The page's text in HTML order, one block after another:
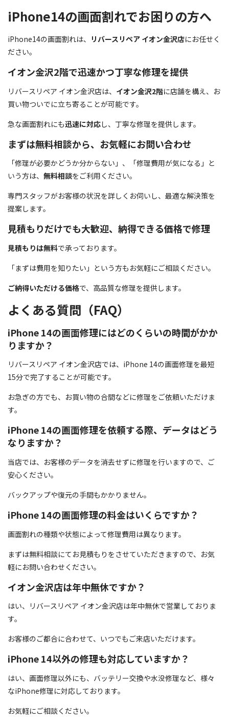
iPhone14の画面割れでお困りの方へ
iPhone14の画面割れは、 リバースリペア イオン金沢店にお任せく
ださい。
イオン金沢2階で迅速かつ丁寧な修理を提供
リバースリペア イオン金沢店は、 イオン金沢2階に店舗を構え、お
買い物ついでに立ち寄ることが可能です。
急な画面割れにも迅速に対応し、丁寧な修理を提供します。
まずは無料相談から、お気軽にお問い合わせ
「修理が必要かどうか分からない」、「修理費用が気になる」と
いう方は、 無料相談をご利用ください。
専門スタッフがお客様の状況を詳しくお伺いし、最適な解決策を
提案します。
見積もりだけでも大歓迎、納得できる価格で修理
見積もりは無料で承っております。
「まずは費用を知りたい」という方もお気軽にご相談ください。
ご納得いただける価格で、高品質な修理を提供します。
よくある質問（FAQ）
iPhone 14の画面修理にはどのくらいの時間がかか
りますか？
リバースリペア イオン金沢店では、iPhone 14の画面修理を最短
15分で完了することが可能です。
お急ぎの方でも、お買い物の合間などに修理をご依頼いただけま
す。
iPhone 14の画面修理を依頼する際、データはどう
なりますか？
当店では、お客様のデータを消去せずに修理を行いますので、ご
安心ください。
バックアップや復元の手間もかかりません。
iPhone 14の画面修理の料金はいくらですか？
画面割れの種類や状態によって修理費用は異なります。
まずは無料相談にてお見積もりをさせていただきますので、お気
軽にお問い合わせください。
イオン金沢店は年中無休ですか？
はい、リバースリペア イオン金沢店は年中無休で営業しておりま
す。
お客様のご都合に合わせて、いつでもご来店いただけます。
iPhone 14以外の修理も対応していますか？
はい、画面修理以外にも、バッテリー交換や水没修理など、様々
なiPhone修理に対応しております。
お気軽にご相談ください。